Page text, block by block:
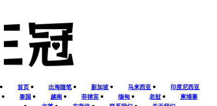
首页 出海随笔 新加坡 马来西亚
印度尼西亚
泰国
越南 菲律宾 缅甸 老挝
柬埔寨